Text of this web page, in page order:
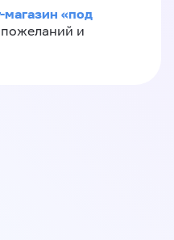
магазин «‎под
и